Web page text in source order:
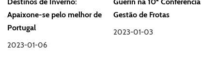
Apaixone-se pelo melhor de
Portugal
2023-01-06
Gestão de Frotas
2023-01-03